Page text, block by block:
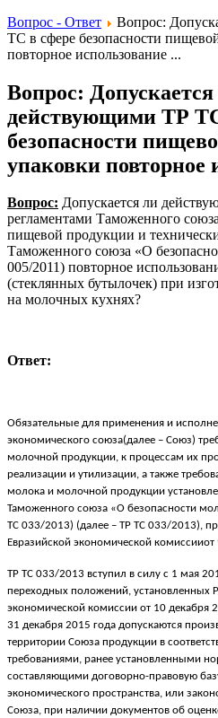
Вопрос - Ответ
Вопрос:
ТС в сфере безопасности
повторное использование ...
Вопрос:
действующими ТР
безопасности
упаковки повторное
Вопрос: Допускается ли
регламентами Таможенного
пищевой продукции и
Таможенного союза «О
005/2011) повторное
(стеклянных бутылочек) при
на молочных кухнях?
Ответ:
Обязательные для применения и
экономического союза(далее – Союз)
молочной продукции, к процессам их
реализации и утилизации, а также
молока и молочной продукции
Таможенного союза «О безопасности
ТС 033/2013) (далее – ТР ТС 033/2013),
Евразийской экономической
ТР ТС 033/2013 вступил в силу с 1 мая
переходных положений, установленных
экономической комиссии от 10 декабря
31 декабря 2015 года допускаются
территории Союза продукции в
требованиями, ранее установленными
составляющими договорно-правовую
экономического пространства, или
Союза, при наличии документов об